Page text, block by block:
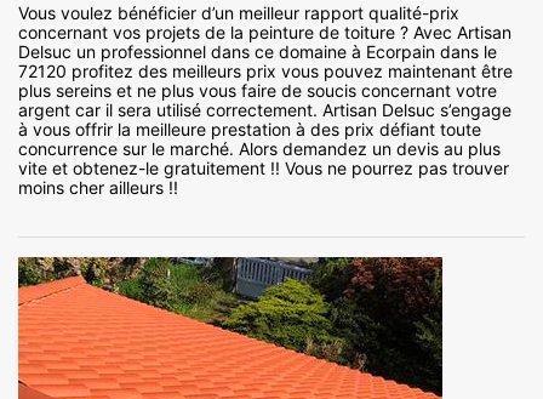
Vous voulez bénéficier d’un meilleur rapport qualité-prix
concernant vos projets de la peinture de toiture ? Avec Artisan
Delsuc un professionnel dans ce domaine à Ecorpain dans le
72120 profitez des meilleurs prix vous pouvez maintenant être
plus sereins et ne plus vous faire de soucis concernant votre
argent car il sera utilisé correctement. Artisan Delsuc s’engage
à vous offrir la meilleure prestation à des prix défiant toute
concurrence sur le marché. Alors demandez un devis au plus
vite et obtenez-le gratuitement !! Vous ne pourrez pas trouver
moins cher ailleurs !!